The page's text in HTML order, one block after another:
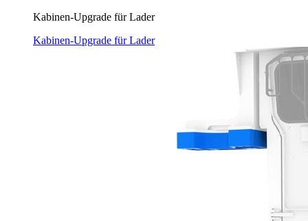
Kabinen-Upgrade für Lader
Kabinen-Upgrade für Lader